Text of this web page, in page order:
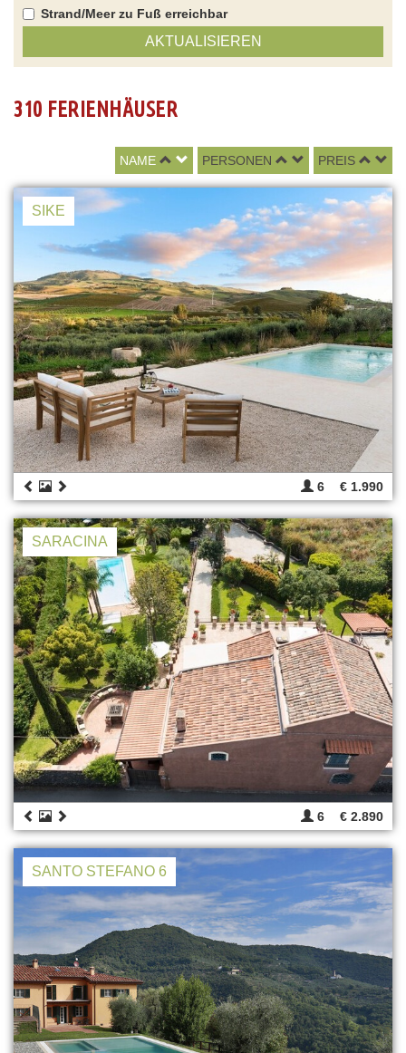
Strand/Meer zu Fuß erreichbar
AKTUALISIEREN
310 FERIENHÄUSER
NAME PERSONEN PREIS
SIKE
6 € 1.990
SARACINA
6 € 2.890
SANTO STEFANO 6